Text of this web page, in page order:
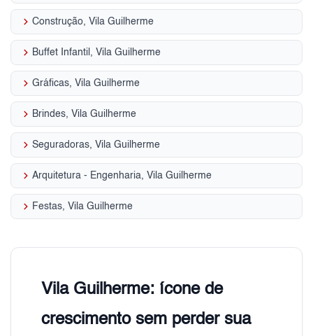
keyboard_arrow_right Construção, Vila Guilherme
keyboard_arrow_right Buffet Infantil, Vila Guilherme
keyboard_arrow_right Gráficas, Vila Guilherme
keyboard_arrow_right Brindes, Vila Guilherme
keyboard_arrow_right Seguradoras, Vila Guilherme
keyboard_arrow_right Arquitetura - Engenharia, Vila Guilherme
keyboard_arrow_right Festas, Vila Guilherme
Vila Guilherme: ícone de
crescimento sem perder sua